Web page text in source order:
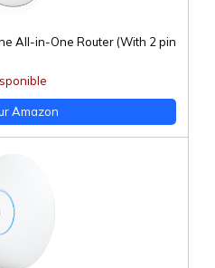
All-in-One Router (With 2 pin
Amazon